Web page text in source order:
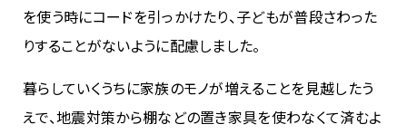
を使う時にコードを引っかけたり、子どもが普段さわった
りすることがないように配慮しました。
暮らしていくうちに家族のモノが増えることを見越したう
えで、地震対策から棚などの置き家具を使わなくて済むよ